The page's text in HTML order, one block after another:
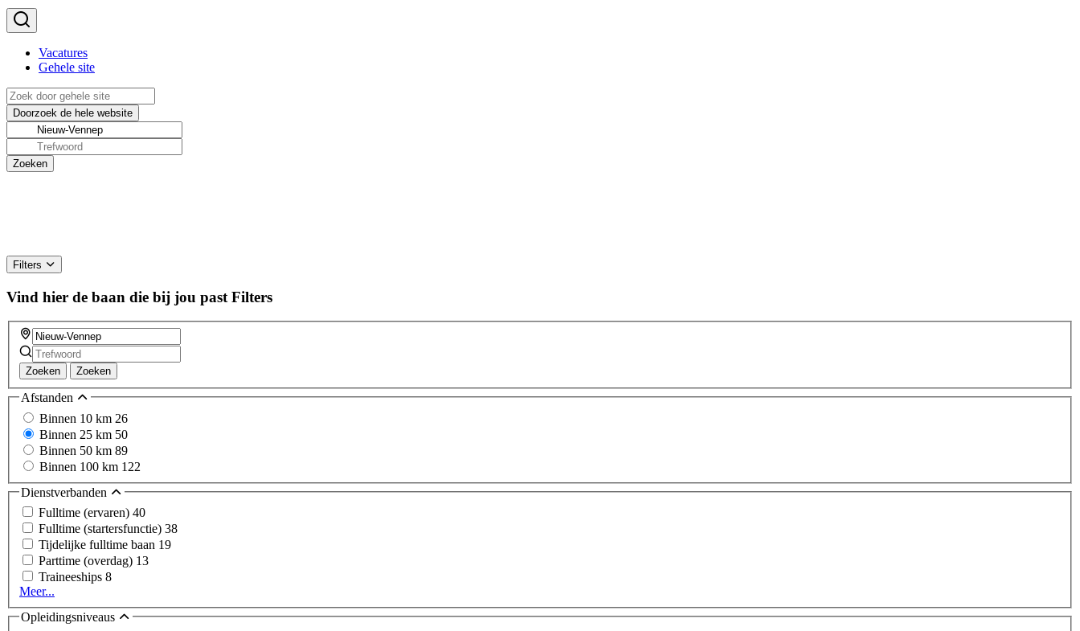
Vacatures
Gehele site
Filters
Vind hier de baan die bij jou past Filters
Zoeken Zoeken
Afstanden
Binnen 10 km 26
Binnen 25 km 50
Binnen 50 km 89
Binnen 100 km 122
Dienstverbanden
Fulltime (ervaren) 40
Fulltime (startersfunctie) 38
Tijdelijke fulltime baan 19
Parttime (overdag) 13
Traineeships 8
Meer...
Opleidingsniveaus